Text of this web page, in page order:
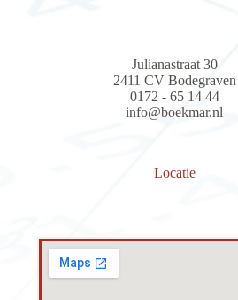
Julianastraat 30
2411 CV Bodegraven
0172 - 65 14 44
info@boekmar.nl
Locatie